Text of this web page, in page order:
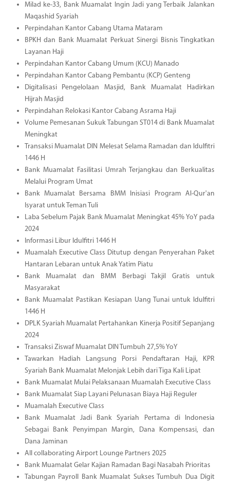
Milad ke-33, Bank Muamalat Ingin Jadi yang Terbaik Jalankan
Maqashid Syariah
Perpindahan Kantor Cabang Utama Mataram
BPKH dan Bank Muamalat Perkuat Sinergi Bisnis Tingkatkan
Layanan Haji
Perpindahan Kantor Cabang Umum (KCU) Manado
Perpindahan Kantor Cabang Pembantu (KCP) Genteng
Digitalisasi Pengelolaan Masjid, Bank Muamalat Hadirkan
Hijrah Masjid
Perpindahan Relokasi Kantor Cabang Asrama Haji
Volume Pemesanan Sukuk Tabungan ST014 di Bank Muamalat
Meningkat
Transaksi Muamalat DIN Melesat Selama Ramadan dan Idulfitri
1446 H
Bank Muamalat Fasilitasi Umrah Terjangkau dan Berkualitas
Melalui Program Umat
Bank Muamalat Bersama BMM Inisiasi Program Al-Qur'an
Isyarat untuk Teman Tuli
Laba Sebelum Pajak Bank Muamalat Meningkat 45% YoY pada
2024
Informasi Libur Idulfitri 1446 H
Muamalah Executive Class Ditutup dengan Penyerahan Paket
Hantaran Lebaran untuk Anak Yatim Piatu
Bank Muamalat dan BMM Berbagi Takjil Gratis untuk
Masyarakat
Bank Muamalat Pastikan Kesiapan Uang Tunai untuk Idulfitri
1446 H
DPLK Syariah Muamalat Pertahankan Kinerja Positif Sepanjang
2024
Transaksi Ziswaf Muamalat DIN Tumbuh 27,5% YoY
Tawarkan Hadiah Langsung Porsi Pendaftaran Haji, KPR
Syariah Bank Muamalat Melonjak Lebih dari Tiga Kali Lipat
Bank Muamalat Mulai Pelaksanaan Muamalah Executive Class
Bank Muamalat Siap Layani Pelunasan Biaya Haji Reguler
Muamalah Executive Class
Bank Muamalat Jadi Bank Syariah Pertama di Indonesia
Sebagai Bank Penyimpan Margin, Dana Kompensasi, dan
Dana Jaminan
All collaborating Airport Lounge Partners 2025
Bank Muamalat Gelar Kajian Ramadan Bagi Nasabah Prioritas
Tabungan Payroll Bank Muamalat Sukses Tumbuh Dua Digit